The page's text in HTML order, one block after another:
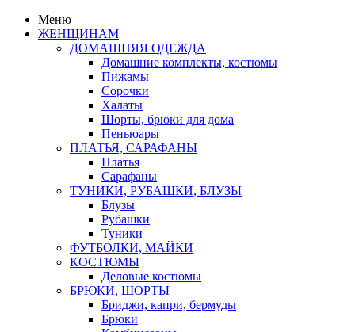
Меню
ЖЕНЩИНАМ
ДОМАШНЯЯ ОДЕЖДА
Домашние комплекты, костюмы
Пижамы
Сорочки
Халаты
Шорты, брюки для дома
Пеньюары
ПЛАТЬЯ, САРАФАНЫ
Платья
Сарафаны
ТУНИКИ, РУБАШКИ, БЛУЗЫ
Блузы
Рубашки
Туники
ФУТБОЛКИ, МАЙКИ
КОСТЮМЫ
Деловые костюмы
БРЮКИ, ШОРТЫ
Бриджи, капри, бермуды
Брюки